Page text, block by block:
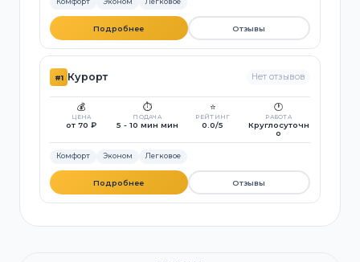
Подробнее Отзывы
#1 Курорт Нет отзывов
💰
ЦЕНА
от 70 ₽
⏱️
ПОДАЧА
5 - 10 мин мин
⭐
РЕЙТИНГ
0.0/5
🕐
РАБОТА
Круглосуточн
о
Комфорт Эконом Легковое
Подробнее Отзывы